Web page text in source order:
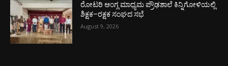
ರೋಟರಿ ಆಂಗ್ಲ ಮಾಧ್ಯಮ ಪ್ರೌಢಶಾಲೆ ಕಿನ್ನಿಗೋಳಿಯಲ್ಲಿ
ಶಿಕ್ಷಕ–ರಕ್ಷಕ ಸಂಘದ ಸಭೆ
August 9, 2026